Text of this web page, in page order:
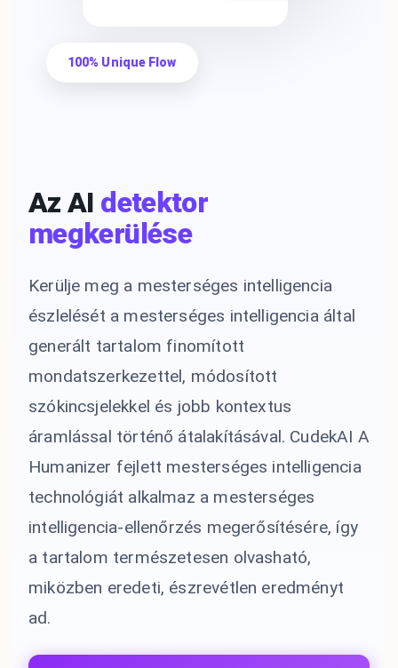
100% Unique Flow
Az AI detektor
megkerülése
Kerülje meg a mesterséges intelligencia
észlelését a mesterséges intelligencia által
generált tartalom finomított
mondatszerkezettel, módosított
szókincsjelekkel és jobb kontextus
áramlással történő átalakításával. CudekAI A
Humanizer fejlett mesterséges intelligencia
technológiát alkalmaz a mesterséges
intelligencia-ellenőrzés megerősítésére, így
a tartalom természetesen olvasható,
miközben eredeti, észrevétlen eredményt
ad.